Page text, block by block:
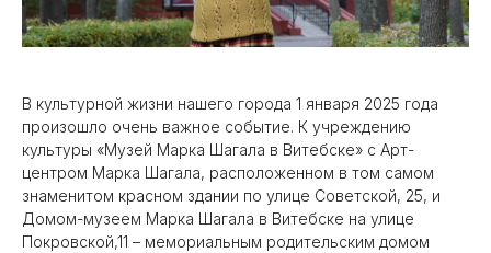
В культурной жизни нашего города 1 января 2025 года
произошло очень важное событие. К учреждению
культуры «Музей Марка Шагала в Витебске» с Арт-
центром Марка Шагала, расположенном в том самом
знаменитом красном здании по улице Советской, 25, и
Домом-музеем Марка Шагала в Витебске на улице
Покровской,11 – мемориальным родительским домом